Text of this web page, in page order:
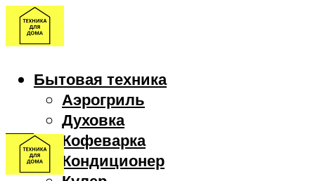
Бытовая техника
Аэрогриль
Духовка
Кофеварка
Кондиционер